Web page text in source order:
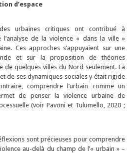
d’espace
urbaines critiques ont contribué à
de la violence « dans la ville »
Ces approches s’appuyaient sur une
et sur la proposition de théories
de quelques villes du Nord seulement. La
de ses dynamiques sociales y était rigide
comprendre l’urbain comme un
de penser la violence urbaine de
(voir Pavoni et Tulumello, 2020 ;
sont précieuses pour comprendre
au-delà du champ de l’« urbain » –